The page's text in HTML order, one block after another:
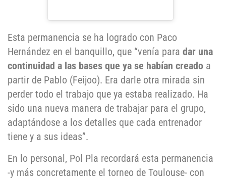
Esta permanencia se ha logrado con Paco
Hernández en el banquillo, que “venía para dar una
continuidad a las bases que ya se habían creado a
partir de Pablo (Feijoo). Era darle otra mirada sin
perder todo el trabajo que ya estaba realizado. Ha
sido una nueva manera de trabajar para el grupo,
adaptándose a los detalles que cada entrenador
tiene y a sus ideas”.
En lo personal, Pol Pla recordará esta permanencia
-y más concretamente el torneo de Toulouse- con